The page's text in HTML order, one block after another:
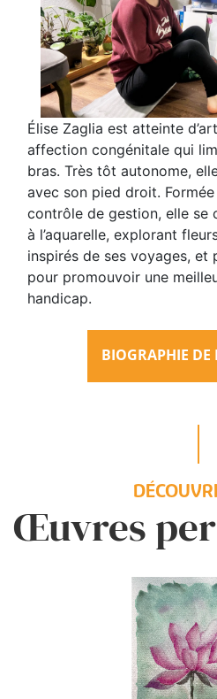
Élise Zaglia est atteinte
affection congénitale qui
bras. Très tôt autonome,
avec son pied droit.
contrôle de gestion, elle se
à l’aquarelle, explorant
inspirés de ses voyages, et
pour promouvoir une
handicap.
BIOGRAPHIE DE
Œuvres